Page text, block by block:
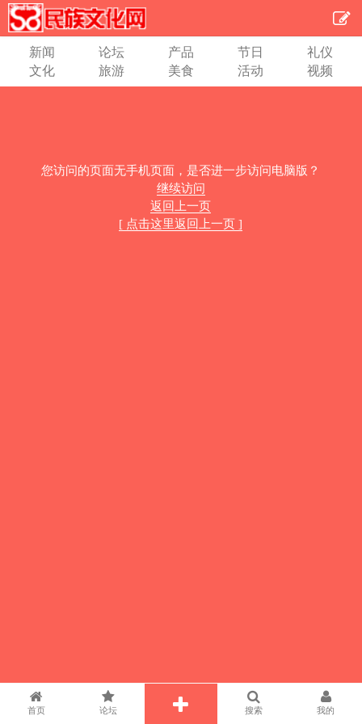
新闻 论坛 产品 节日
礼仪
文化
旅游 美食 活动 视频
您访问的页面无手机页面，是否进一步访问电脑版？
继续访问
返回上一页
[ 点击这里返回上一页 ]
首页 论坛 搜索 我的